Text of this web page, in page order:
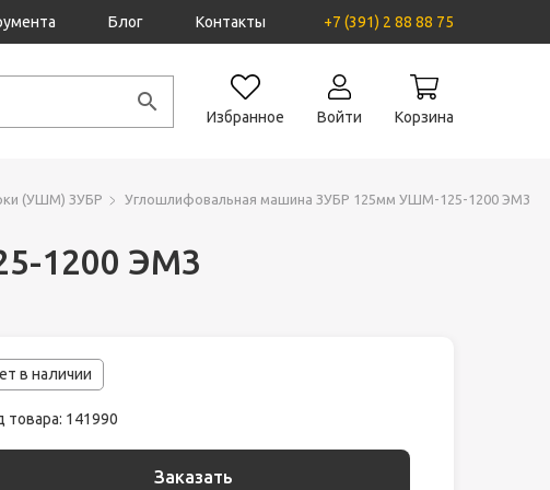
Блог Контакты +7 (391) 2 88 88 75
Избранное Войти Корзина
(УШМ) ЗУБР Углошлифовальная машина ЗУБР 125мм УШМ-125-1200 ЭМ3
1200 ЭМ3
в наличии
товара: 141990
Заказать